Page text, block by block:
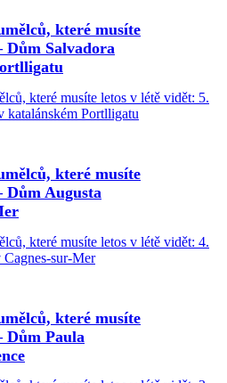
které musíte
Dům Salvadora
které musíte
Dům Augusta
které musíte
Dům Paula